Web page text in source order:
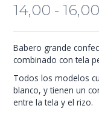
14,00 - 16,00
Babero grande
combinado con tela
Todos los modelos
blanco, y tienen un
entre la tela y el rizo.